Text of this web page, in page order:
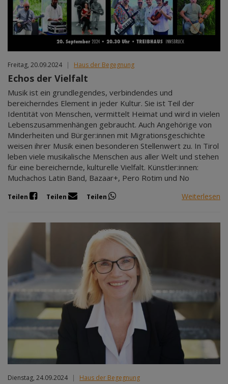
Freitag, 20.09.2024 | Haus der Begegnung
Echos der Vielfalt
Musik ist ein grundlegendes, verbindendes und
bereicherndes Element in jeder Kultur. Sie ist Teil der
Identität von Menschen, vermittelt Heimat und wird in vielen
Lebenszusammenhängen gebraucht. Auch Angehörige von
Minderheiten und Bürger:innen mit Migrationsgeschichte
weisen ihrer Musik einen besonderen Stellenwert zu. In Tirol
leben viele musikalische Menschen aus aller Welt und stehen
für eine bereichernde, kulturelle Vielfalt. Künstler:innen:
Muchachos Latin Band, Bazaar+, Pero Rotim und No
Teilen Teilen Teilen Weiterlesen
Dienstag, 24.09.2024 | Haus der Begegnung